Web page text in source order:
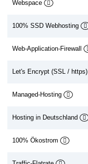
Webspace
100% SSD Webhosting
Web-Application-Firewall
Let's Encrypt (SSL / https)
Managed-Hosting
Hosting in Deutschland
100% Ökostrom